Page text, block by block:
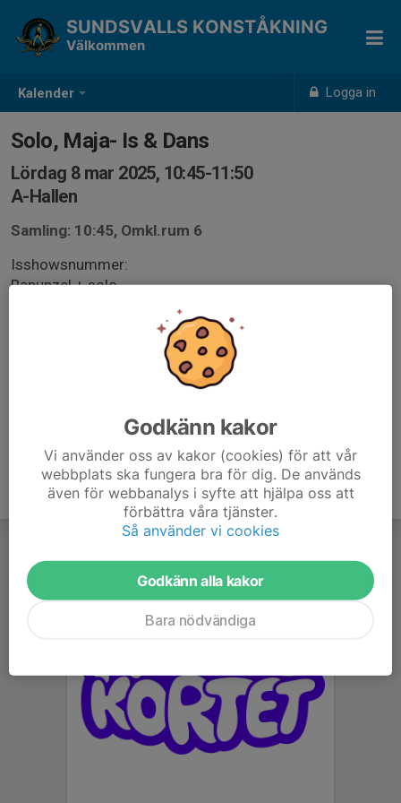
Kalender Logga in
SUNDSVALLS KONSTÅKNING
Välkommen
Solo, Maja- Is & Dans
Lördag 8 mar 2025, 10:45-11:50
A-Hallen
Samling: 10:45, Omkl.rum 6
Isshowsnummer:
Rapunzel + solo
Godkänn kakor
Vi använder oss av kakor (cookies) för att vår
webbplats ska fungera bra för dig. De används
även för webbanalys i syfte att hjälpa oss att
förbättra våra tjänster.
Så använder vi cookies
Godkänn alla kakor
Bara nödvändiga